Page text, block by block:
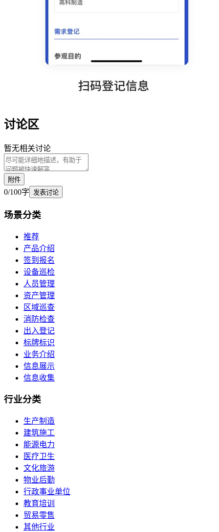
讨论区
暂无相关讨论
附件
0/100字 发表讨论
场景分类
推荐
产品介绍
签到报名
设备巡检
人员管理
资产管理
区域巡查
消防检查
出入登记
标牌标识
业务介绍
信息展示
信息收集
行业分类
生产制造
建筑施工
能源电力
医疗卫生
文化旅游
物业后勤
行政事业单位
教育培训
贸易零售
其他行业